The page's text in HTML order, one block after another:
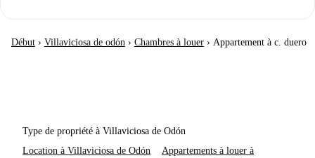
Début › Villaviciosa de odón › Chambres à louer › Appartement à c. duero
Type de propriété à Villaviciosa de Odón
Location à Villaviciosa de Odón
Appartements à louer à